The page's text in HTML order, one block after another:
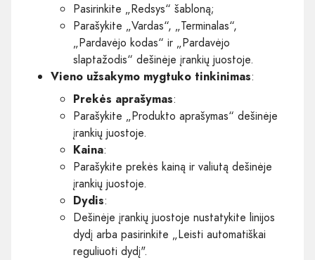
Pasirinkite „Redsys“ šabloną;
Parašykite „Vardas“, „Terminalas“,
„Pardavėjo kodas“ ir „Pardavėjo
slaptažodis“ dešinėje įrankių juostoje.
Vieno užsakymo mygtuko tinkinimas:
Prekės aprašymas:
Parašykite „Produkto aprašymas“ dešinėje
įrankių juostoje.
Kaina:
Parašykite prekės kainą ir valiutą dešinėje
įrankių juostoje.
Dydis:
Dešinėje įrankių juostoje nustatykite linijos
dydį arba pasirinkite „Leisti automatiškai
reguliuoti dydį".